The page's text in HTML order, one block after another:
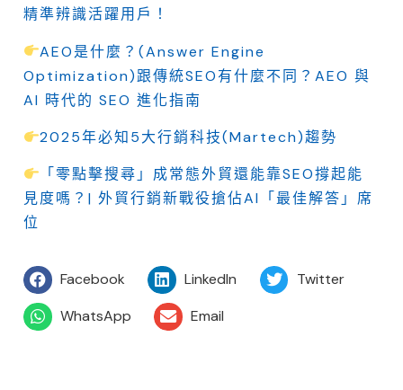
精準辨識活躍用戶！
AEO是什麼？(Answer Engine
Optimization)跟傳統SEO有什麼不同？AEO 與
AI 時代的 SEO 進化指南
2025年必知5大行銷科技(Martech)趨勢
「零點擊搜尋」成常態外貿還能靠SEO撐起能
見度嗎？| 外貿行銷新戰役搶佔AI「最佳解答」席
位
Facebook LinkedIn
Twitter
WhatsApp
Email